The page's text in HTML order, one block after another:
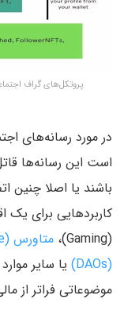
پروتکل‌های گراف
در مورد رسانه‌های
کاربردهایی برای یک
(Gaming)،
متاورس (Metaverse)
(DAOs)
موضوعاتی فراتر از